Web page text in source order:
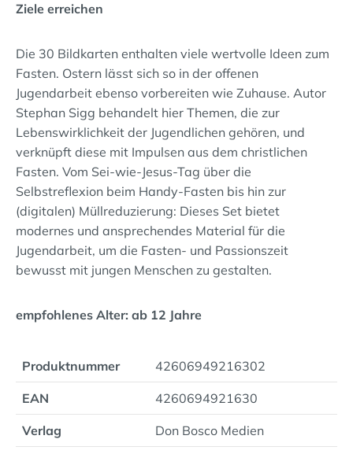
Ziele erreichen
Die 30 Bildkarten enthalten viele wertvolle Ideen zum
Fasten. Ostern lässt sich so in der offenen
Jugendarbeit ebenso vorbereiten wie Zuhause. Autor
Stephan Sigg behandelt hier Themen, die zur
Lebenswirklichkeit der Jugendlichen gehören, und
verknüpft diese mit Impulsen aus dem christlichen
Fasten. Vom Sei-wie-Jesus-Tag über die
Selbstreflexion beim Handy-Fasten bis hin zur
(digitalen) Müllreduzierung: Dieses Set bietet
modernes und ansprechendes Material für die
Jugendarbeit, um die Fasten- und Passionszeit
bewusst mit jungen Menschen zu gestalten.
empfohlenes Alter: ab 12 Jahre
Produktnummer 42606949216302
EAN 4260694921630
Verlag Don Bosco Medien